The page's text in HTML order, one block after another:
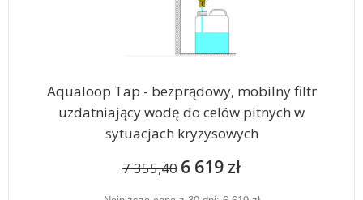
Aqualoop Tap - bezprądowy, mobilny filtr
uzdatniający wodę do celów pitnych w
sytuacjach kryzysowych
7 355,40 6 619 zł